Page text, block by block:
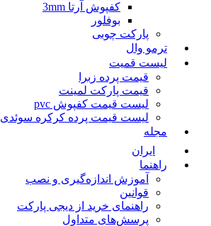
کفپوش آرتا 3mm
بوفلور
پارکت چوبی
ترمو وال
لیست قمیت
قیمت پرده زبرا
قیمت پارکت لمینت
لیست قیمت کفپوش pvc
لیست قیمت پرده کرکره سوئدی
مجله
ایران
راهنما
آموزش اندازه‌گیری و نصب
قوانین
راهنمای خرید از دیجی پارکت
پرسش‌های متداول